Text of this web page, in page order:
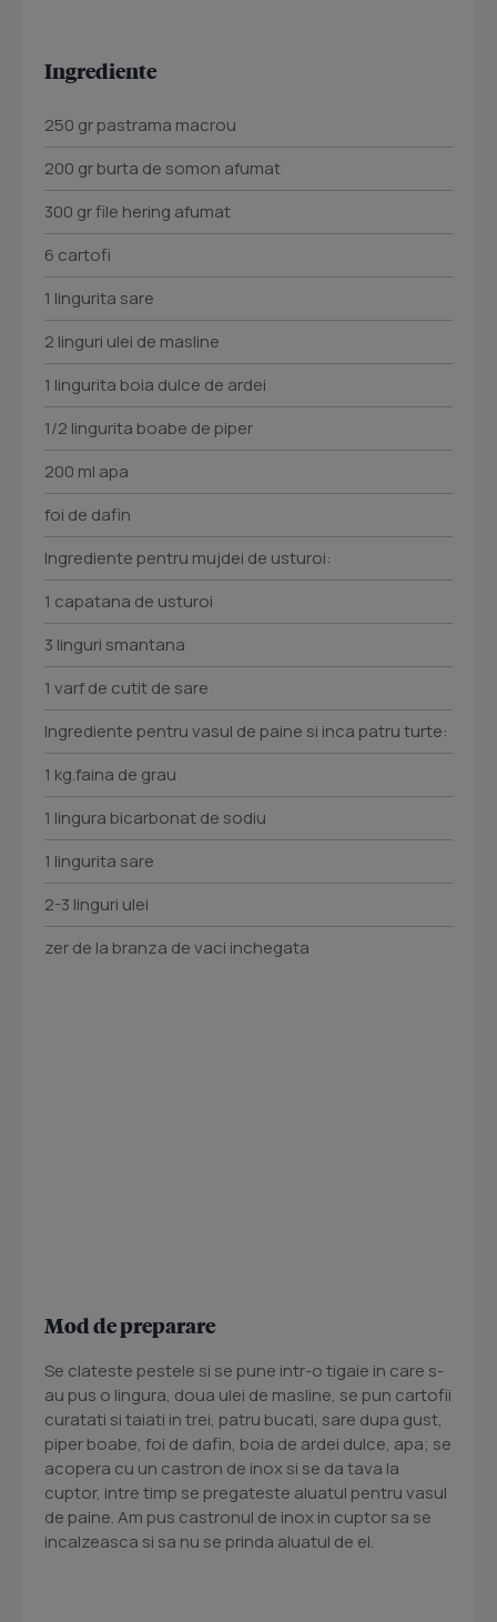
Ingrediente
250 gr pastrama macrou
200 gr burta de somon afumat
300 gr file hering afumat
6 cartofi
1 lingurita sare
2 linguri ulei de masline
1 lingurita boia dulce de ardei
1/2 lingurita boabe de piper
200 ml apa
foi de dafin
Ingrediente pentru mujdei de usturoi:
1 capatana de usturoi
3 linguri smantana
1 varf de cutit de sare
Ingrediente pentru vasul de paine si inca patru turte:
1 kg.faina de grau
1 lingura bicarbonat de sodiu
1 lingurita sare
2-3 linguri ulei
zer de la branza de vaci inchegata
Mod de preparare
Se clateste pestele si se pune intr-o tigaie in care s-
au pus o lingura, doua ulei de masline, se pun cartofii
curatati si taiati in trei, patru bucati, sare dupa gust,
piper boabe, foi de dafin, boia de ardei dulce, apa; se
acopera cu un castron de inox si se da tava la
cuptor, intre timp se pregateste aluatul pentru vasul
de paine. Am pus castronul de inox in cuptor sa se
incalzeasca si sa nu se prinda aluatul de el.